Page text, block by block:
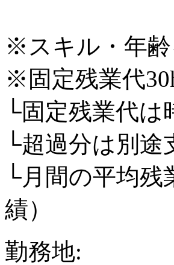
※スキル・年
※固定残業代
└固定残業代
└超過分は別途
└月間の平均残
績）
勤務地: